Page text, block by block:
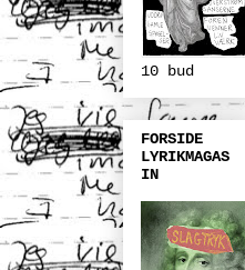
10 bud
FORSIDE
LYRIKMAGAS
IN